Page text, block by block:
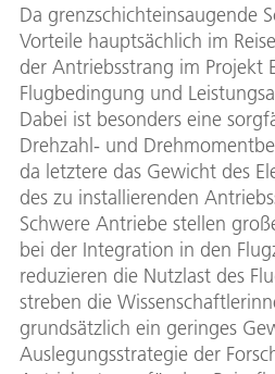
Da grenzschichteinsaugende
Vorteile hauptsächlich im
der Antriebsstrang im Projekt
Flugbedingung und
Dabei ist besonders eine
Drehzahl- und
da letztere das Gewicht des
des zu installierenden
Schwere Antriebe stellen
bei der Integration in den
reduzieren die Nutzlast des
streben die
grundsätzlich ein geringes
Auslegungsstrategie der